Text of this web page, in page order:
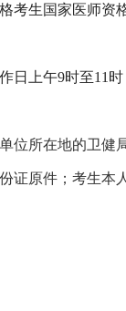
考生国家医师资
作日上午9时至11时
位所在地的卫健
证原件；考生